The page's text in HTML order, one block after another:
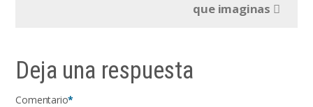
que imaginas
Deja una respuesta
Comentario*